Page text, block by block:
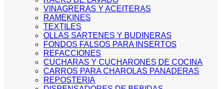
VINAGRERAS Y ACEITERAS
RAMEKINES
TEXTILES
OLLAS SARTENES Y BUDINERAS
FONDOS FALSOS PARA INSERTOS
REFACCIONES
CUCHARAS Y CUCHARONES DE COCINA
CARROS PARA CHAROLAS PANADERAS
REPOSTERIA